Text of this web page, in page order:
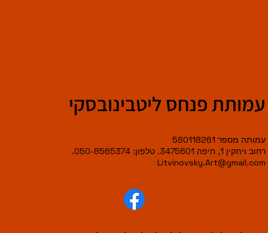
עמותת פנחס ליטבינובסקי
עמותה מספר 580118261
רחוב ויתקין 1, חיפה 3475601. טלפון: 050-8565374.
Litvinovsky.Art@gmail.com